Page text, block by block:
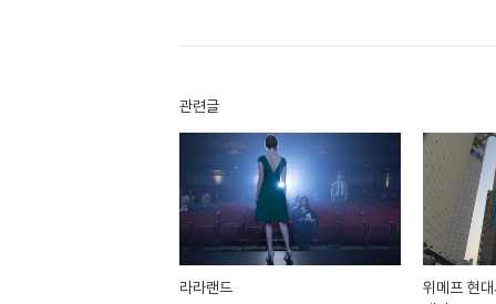
관련글
라라랜드
위메프 현